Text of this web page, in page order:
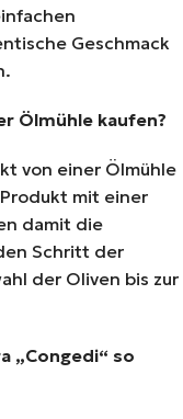
Geschmack
Ölmühle kaufen?
von einer Ölmühle
mit einer
damit die
Schritt der
der Oliven bis zur
„Congedi“ so